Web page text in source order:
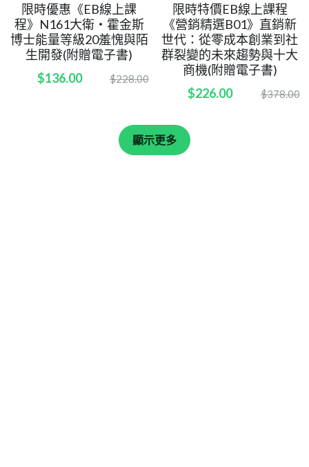
限時優惠《EB線上課
程》N161大衛・霍金斯
博士能量等級20羞愧與陌
生開發(附贈電子書)
$136.00
$228.00
限時特價EB線上課程
《營銷精選B01》直銷新
世代：從零成本創業到社
群裂變的未來趨勢與十大
商機(附贈電子書)
$226.00
$378.00
顯示更多